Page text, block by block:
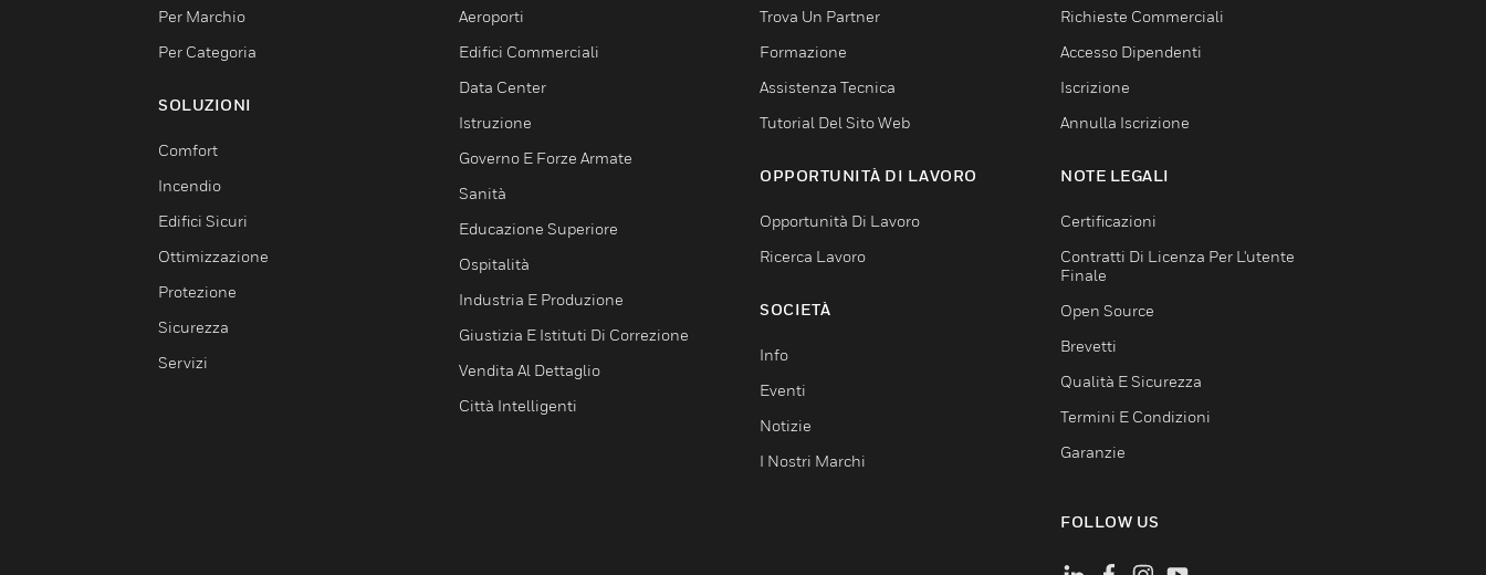
Per Marchio
Per Categoria
SOLUZIONI
Comfort
Incendio
Edifici Sicuri
Ottimizzazione
Protezione
Sicurezza
Servizi
Aeroporti
Edifici Commerciali
Data Center
Istruzione
Governo E Forze Armate
Sanità
Educazione Superiore
Ospitalità
Industria E Produzione
Giustizia E Istituti Di Correzione
Vendita Al Dettaglio
Città Intelligenti
Trova Un Partner
Formazione
Assistenza Tecnica
Tutorial Del Sito Web
OPPORTUNITÀ DI LAVORO
Opportunità Di Lavoro
Ricerca Lavoro
SOCIETÀ
Info
Eventi
Notizie
I Nostri Marchi
Richieste Commerciali
Accesso Dipendenti
Iscrizione
Annulla Iscrizione
NOTE LEGALI
Certificazioni
Contratti Di Licenza Per L'utente
Finale
Open Source
Brevetti
Qualità E Sicurezza
Termini E Condizioni
Garanzie
FOLLOW US